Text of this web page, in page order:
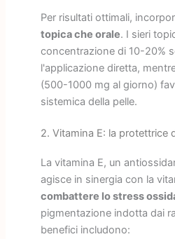
Per risultati ottimali,
topica che orale. I sieri
concentrazione di 10-20%
l'applicazione diretta,
(500-1000 mg al giorno)
sistemica della pelle.
2. Vitamina E: la protettrice
La vitamina E, un
agisce in sinergia con la
combattere lo stress
pigmentazione indotta dai
benefici includono: